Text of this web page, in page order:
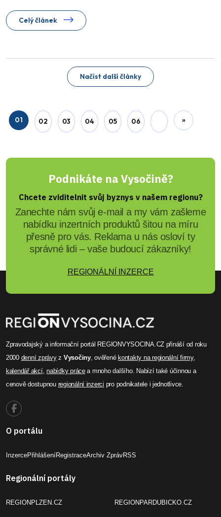
Celý článek
Načíst další články
01 02 03 04 05 06 »
Podnikáte na Vysočině?
Chcete zviditelnit svůj byznys v našem regionu?
Zanechte nám svůj e-mail a my vám zašleme
nabídku inzertních produktů šitou na míru
přesně pro vás. Reklama u nás osloví ty
správné lidi – vaše budoucí zákazníky!
REGIONÁLNÍ INZERCE
Zpravodajský a informační portál REGIONVYSOCINA.CZ přináší od roku
2000 denní zprávyz Vysočiny, ověřené kontakty na regionální firmy,
kalendář akcí,nabídky prácea mnoho dalšího. Nabízí také účinnou a
cenově dostupnou regionální inzerci pro podnikatele i jednotlivce.
O portálu
InzercePřihlášeníRegistraceArchiv ZprávRSS
Regionální portály
REGIONPLZEN.CZ REGIONPARDUBICKO.CZ